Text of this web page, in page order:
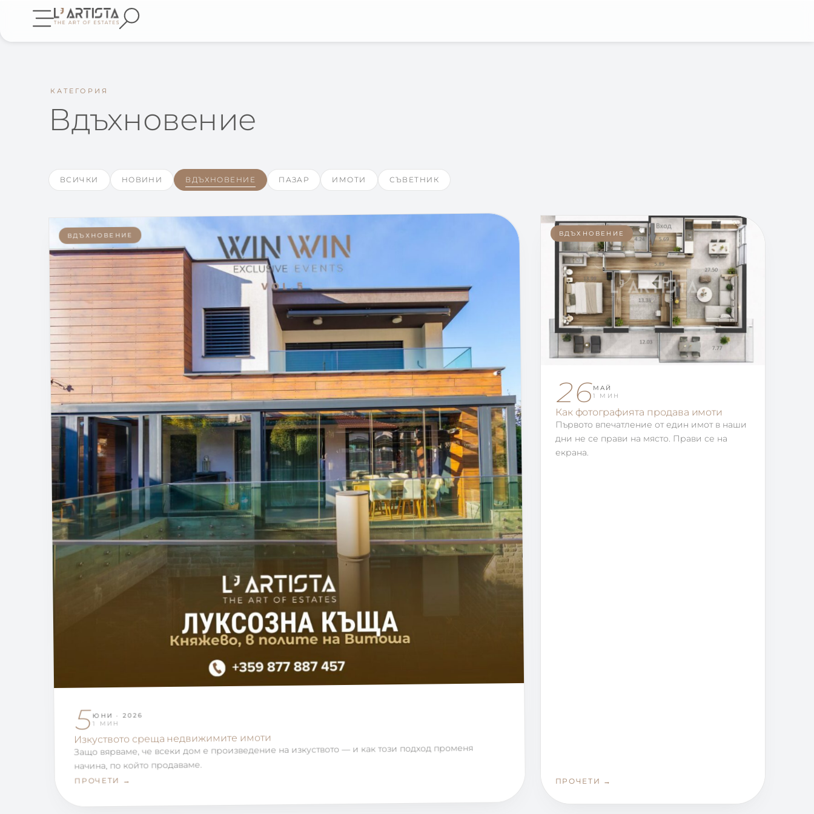
КАТЕГОРИЯ
КАТЕГОРИЯ
Вдъхновение
ВСИЧКИ НОВИНИ ВДЪХНОВЕНИЕ ПАЗАР ИМОТИ СЪВЕТНИК
ВДЪХНОВЕНИЕ
5ЮНИ · 2026
1 МИН
Изкуството среща недвижимите имоти
Защо вярваме, че всеки дом е произведение на изкуството — и как този подход променя
начина, по който продаваме.
ПРОЧЕТИ →
ВДЪХНОВЕНИЕ
26МАЙ
1 МИН
Как фотографията продава имоти
Първото впечатление от един имот в наши
дни не се прави на място. Прави се на
екрана.
ПРОЧЕТИ →